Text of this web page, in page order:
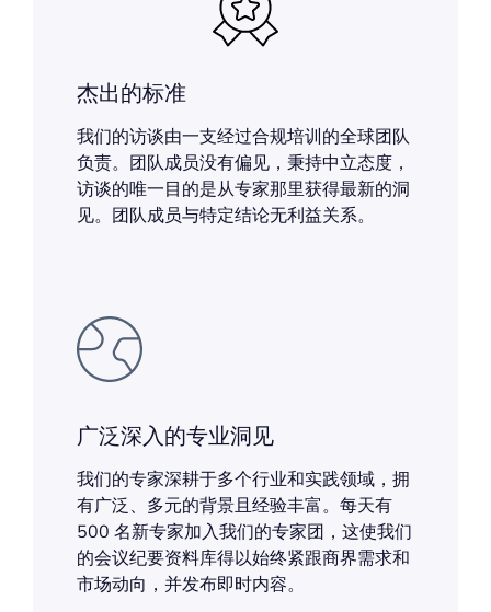
杰出的标准
我们的访谈由一支经过合规培训的全球团队
负责。团队成员没有偏见，秉持中立态度，
访谈的唯一目的是从专家那里获得最新的洞
见。团队成员与特定结论无利益关系。
广泛深入的专业洞见
我们的专家深耕于多个行业和实践领域，拥
有广泛、多元的背景且经验丰富。每天有
500 名新专家加入我们的专家团，这使我们
的会议纪要资料库得以始终紧跟商界需求和
市场动向，并发布即时内容。